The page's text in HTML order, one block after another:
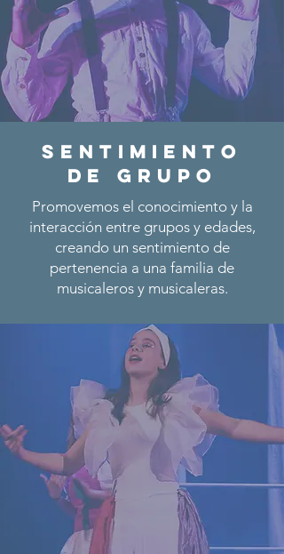
SENTIMIENTO
DE GRUPO
Promovemos el conocimiento y la
interacción entre grupos y edades,
creando un sentimiento de
pertenencia a una familia de
musicaleros y musicaleras.